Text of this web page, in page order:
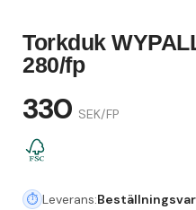
Torkduk
280/fp
330 SEK/FP
Leverans: